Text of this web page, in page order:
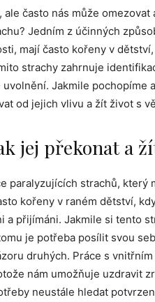
často nás může omezovat
Jedním z účinných
mají často kořeny v
strachy zahrnuje
Jakmile pochopíme
od jejich vlivu a žít život s
jej překonat a
paralyzujících strachů, který
kořeny v raném dětství,
a přijímáni. Jakmile si tento
je potřeba posílit svou
druhých. Práce s
nám umožňuje uzdravit
neustále hledat